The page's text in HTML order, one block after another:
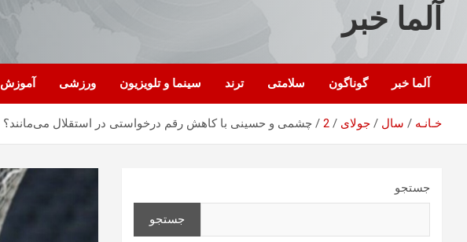
آلما خبر
آلما خبر گوناگون سلامتی ترند سینما و تلویزیون ورزشی آموزش
خـانـه سال جولای 2 چشمی و حسینی با کاهش رقم درخواستی در استقلال می‌مانند؟
جستجو
جستجو